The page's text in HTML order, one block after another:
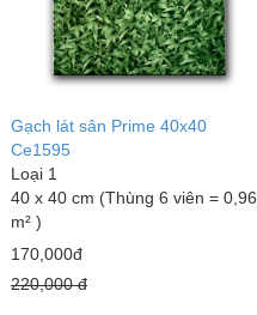
Gạch lát sân Prime 40x40
Ce1595
Loại 1
40 x 40 cm (Thùng 6 viên = 0,96
m² )
170,000đ
220,000 đ